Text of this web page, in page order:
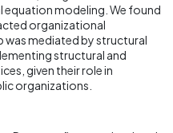
modeling. We found
organizational
was mediated by structural
structural and
given their role in
organizations.